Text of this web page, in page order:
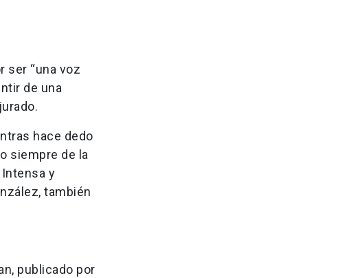
ser “una voz
de una
hace dedo
siempre de la
y
también
publicado por